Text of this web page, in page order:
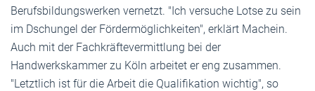
Berufsbildungswerken vernetzt. "Ich versuche Lotse zu sein
im Dschungel der Fördermöglichkeiten", erklärt Machein.
Auch mit der Fachkräftevermittlung bei der
Handwerkskammer zu Köln arbeitet er eng zusammen.
"Letztlich ist für die Arbeit die Qualifikation wichtig", so